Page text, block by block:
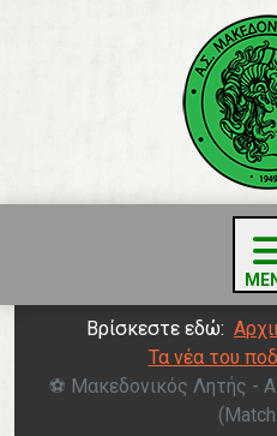
Βρίσκεστε εδώ:
Τα νέα του
⚽️ Μακεδονικός Λητής -